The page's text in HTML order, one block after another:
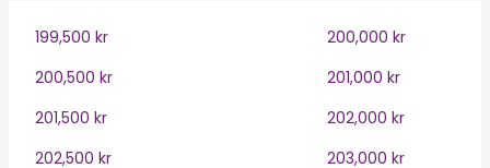
199,500 kr
200,000 kr
200,500 kr
201,000 kr
201,500 kr
202,000 kr
202,500 kr
203,000 kr